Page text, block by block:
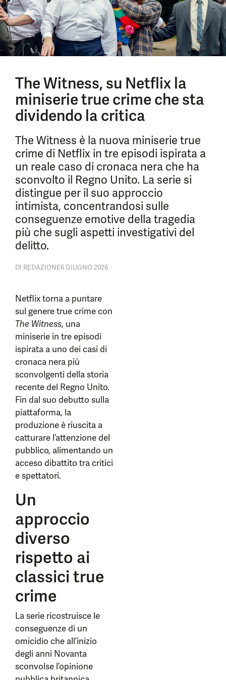
The Witness, su Netflix la
miniserie true crime che sta
dividendo la critica
The Witness è la nuova miniserie true
crime di Netflix in tre episodi ispirata a
un reale caso di cronaca nera che ha
sconvolto il Regno Unito. La serie si
distingue per il suo approccio
intimista, concentrandosi sulle
conseguenze emotive della tragedia
più che sugli aspetti investigativi del
delitto.
DI REDAZIONE6 GIUGNO 2026
Netflix torna a puntare
sul genere true crime con
The Witness, una
miniserie in tre episodi
ispirata a uno dei casi di
cronaca nera più
sconvolgenti della storia
recente del Regno Unito.
Fin dal suo debutto sulla
piattaforma, la
produzione è riuscita a
catturare l’attenzione del
pubblico, alimentando un
acceso dibattito tra critici
e spettatori.
Un
approccio
diverso
rispetto ai
classici true
crime
La serie ricostruisce le
conseguenze di un
omicidio che all’inizio
degli anni Novanta
sconvolse l’opinione